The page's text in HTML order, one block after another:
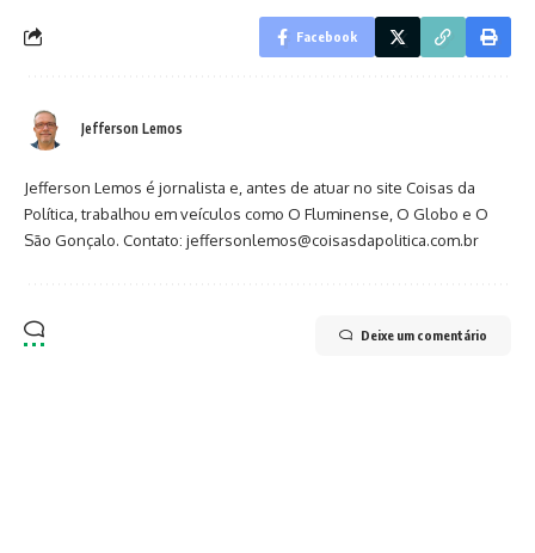
Facebook
Jefferson Lemos
Jefferson Lemos é jornalista e, antes de atuar no site Coisas da
Política, trabalhou em veículos como O Fluminense, O Globo e O
São Gonçalo. Contato: jeffersonlemos@coisasdapolitica.com.br
Deixe um comentário